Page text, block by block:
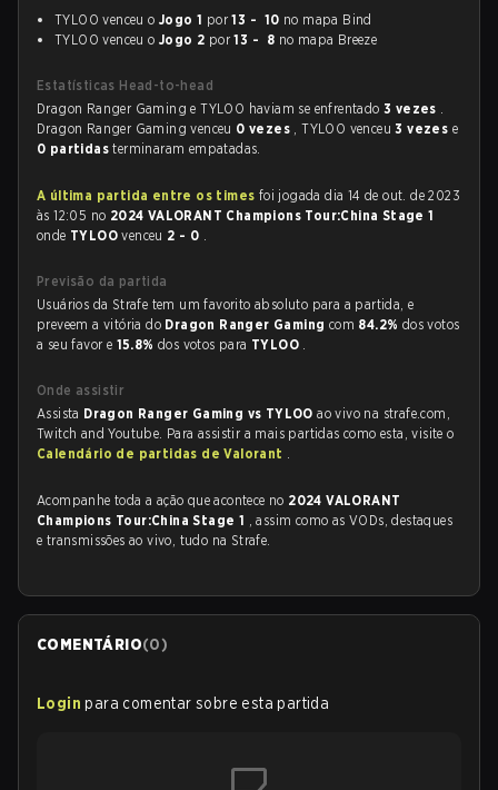
TYLOO venceu o Jogo 1 por13 - 10 no mapa Bind
TYLOO venceu o Jogo 2 por13 - 8 no mapa Breeze
Estatísticas Head-to-head
Dragon Ranger Gaming e TYLOO haviam se enfrentado 3 vezes .
Dragon Ranger Gaming venceu 0 vezes , TYLOO venceu3 vezes e
0 partidasterminaram empatadas.
A última partida entre os times foi jogada dia 14 de out. de 2023
às 12:05 no 2024 VALORANT Champions Tour:China Stage 1
onde TYLOOvenceu 2 - 0 .
Previsão da partida
Usuários da Strafe tem um favorito absoluto para a partida, e
preveem a vitória do Dragon Ranger Gaming com 84.2% dos votos
a seu favor e 15.8%dos votos para TYLOO .
Onde assistir
Assista Dragon Ranger Gaming vs TYLOOao vivo na strafe.com,
Twitch and Youtube. Para assistir a mais partidas como esta, visite o
Calendário de partidas de Valorant .
Acompanhe toda a ação que acontece no 2024 VALORANT
Champions Tour:China Stage 1 , assim como as VODs, destaques
e transmissões ao vivo, tudo na Strafe.
COMENTÁRIO(0)
Login para comentar sobre esta partida